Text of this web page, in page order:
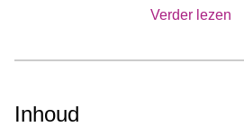
Verder lezen
Inhoud